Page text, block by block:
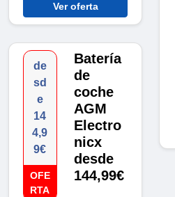
Ver oferta
de
sd
e
14
4,9
9€
OFE
RTA
Batería
de
coche
AGM
Electro
nicx
desde
144,99€